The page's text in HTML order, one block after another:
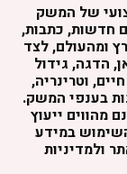
של המשק
חדשות, כתבות,
ומהעולם, לצד
הדגה, גידול
וטרינריה,
בענפי המשק.
מהווים ייעוץ
במידע
ולמדיניות